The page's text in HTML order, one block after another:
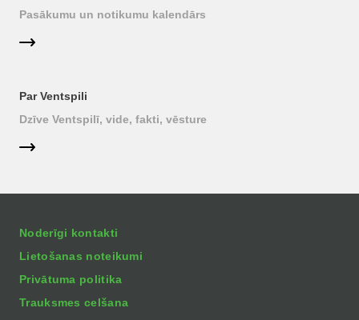
Pasākumu un notikumu kalendārs
Par Ventspili
Dzīve Ventspilī, vide, fakti, vēsture
Noderīgi kontakti
Lietošanas noteikumi
Privātuma politika
Trauksmes celšana